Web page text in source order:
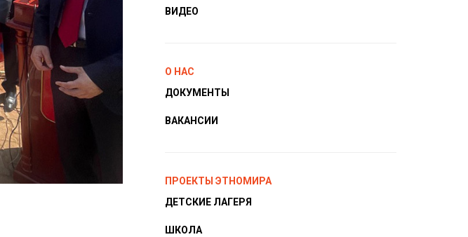
ВИДЕО
О НАС
ДОКУМЕНТЫ
ВАКАНСИИ
ПРОЕКТЫ ЭТНОМИРА
ДЕТСКИЕ ЛАГЕРЯ
ШКОЛА